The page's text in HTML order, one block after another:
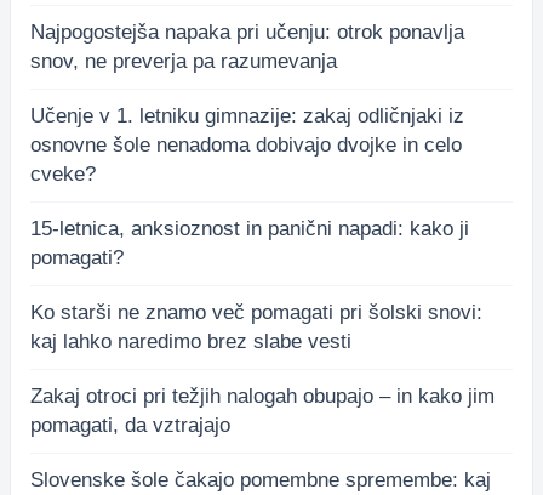
Najpogostejša napaka pri učenju: otrok ponavlja
snov, ne preverja pa razumevanja
Učenje v 1. letniku gimnazije: zakaj odličnjaki iz
osnovne šole nenadoma dobivajo dvojke in celo
cveke?
15-letnica, anksioznost in panični napadi: kako ji
pomagati?
Ko starši ne znamo več pomagati pri šolski snovi:
kaj lahko naredimo brez slabe vesti
Zakaj otroci pri težjih nalogah obupajo – in kako jim
pomagati, da vztrajajo
Slovenske šole čakajo pomembne spremembe: kaj